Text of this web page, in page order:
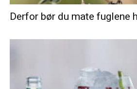
Derfor bør du mate fuglene